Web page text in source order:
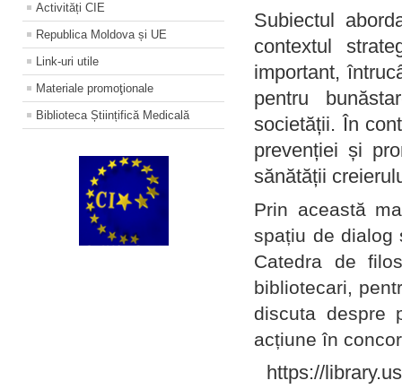
Activități CIE
Republica Moldova și UE
Link-uri utile
Materiale promoţionale
Biblioteca Științifică Medicală
Subiectul
contextul
important,
pentru
societății. În
prevenției și
sănătății
Prin această
spațiu de dialog
Catedra de
bibliotecari,
discuta despre
acțiune în
https://